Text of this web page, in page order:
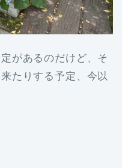
があるのだけど、そ
たりする予定、今以